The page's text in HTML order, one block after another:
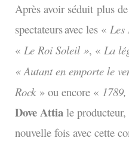
Après avoir séduit plus
spectateursavec les « Les
« Le Roi Soleil », « La
« Autant en emporte le
Rock » ou encore «
Dove Attia le
nouvelle fois avec cette